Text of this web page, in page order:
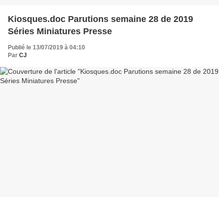
Kiosques.doc Parutions semaine 28 de 2019
Séries Miniatures Presse
Publié le 13/07/2019 à 04:10
Par CJ